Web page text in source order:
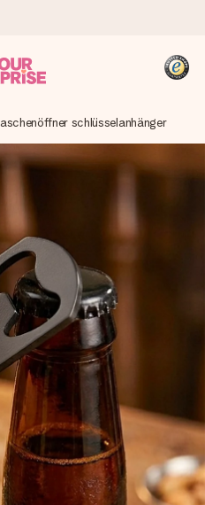
vor und schicken es
zum richtigen Zeitpunkt
am meisten zählt.
Bewertungen)
Kunden bewerten uns mit
aller Länder, in
Uhr
13:00 Uhr
schlüsselanhänger